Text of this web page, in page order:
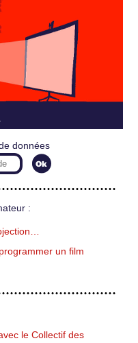
données
:
un film
le Collectif des